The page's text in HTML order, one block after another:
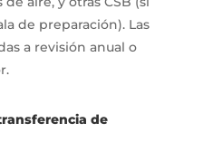
de preparación). Las
a revisión anual o
de